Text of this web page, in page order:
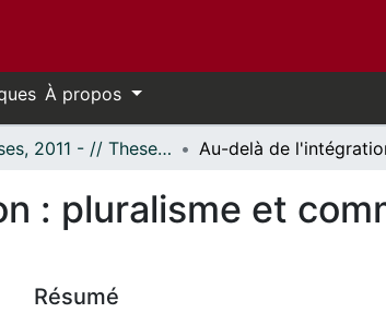
À propos
- Thèses, 2011 - // Theses, 2011 -
: pluralisme et
Résumé